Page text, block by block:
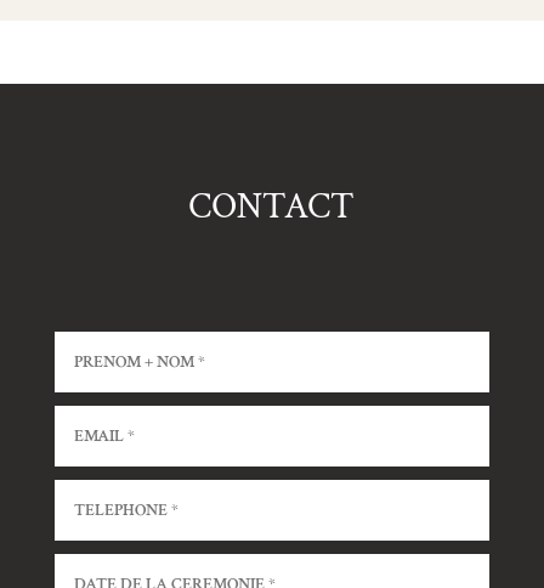
CONTACT